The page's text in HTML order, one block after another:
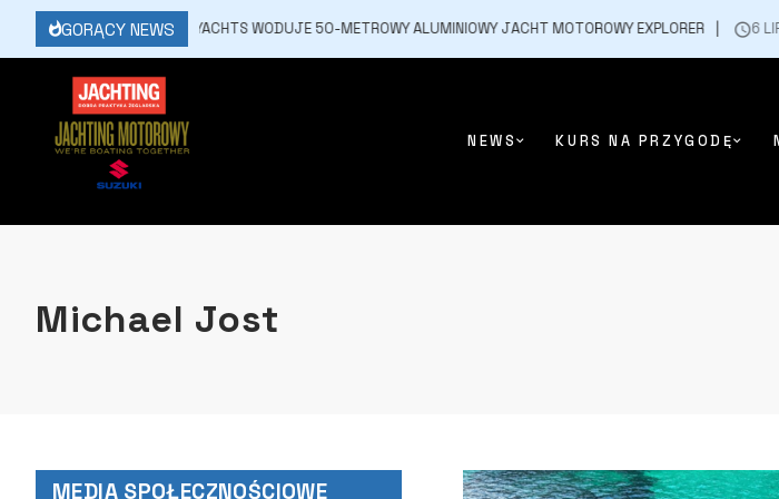
GORĄCY NEWS
16 MARCA, 2026 JFA YACHTS WODUJE 50-METROWY ALUMINIOWY JACHT MOTOROWY EXPLORER 6
NEWS KURS NA PRZYGODĘ
Michael Jost
MEDIA SPOŁECZNOŚCIOWE